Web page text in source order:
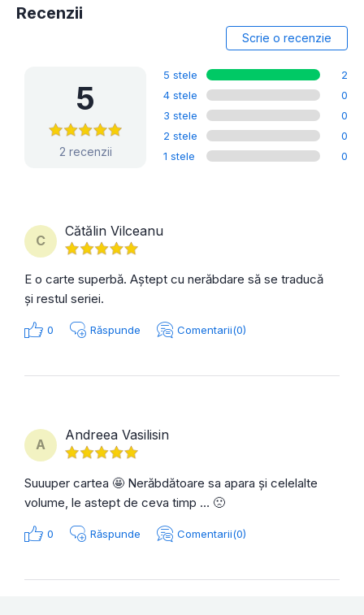
Recenzii
Scrie o recenzie
5
2 recenzii
5 stele
2
4 stele
0
3 stele
0
2 stele
0
1 stele
0
C
Cătălin Vilceanu
E o carte superbă. Aștept cu nerăbdare să se traducă
și restul seriei.
0 Răspunde Comentarii(0)
A
Andreea Vasilisin
Suuuper cartea 🤩 Nerăbdătoare sa apara și celelalte
volume, le astept de ceva timp … 🙁
0 Răspunde Comentarii(0)